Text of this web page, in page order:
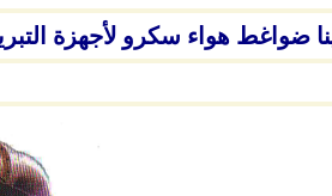
ضواغط هواء سكرو لأجهزة